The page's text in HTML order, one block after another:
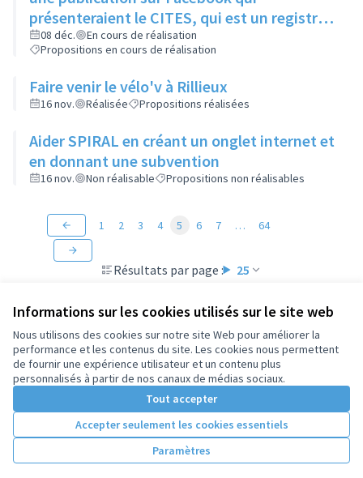
Informations sur les cookies utilisés sur le site web
Nous utilisons des cookies sur notre site Web pour améliorer la
performance et les contenus du site. Les cookies nous permettent
de fournir une expérience utilisateur et un contenu plus
personnalisés à partir de nos canaux de médias sociaux.
Tout accepter
Accepter seulement les cookies essentiels
Paramètres
présenteraient le CITES, qui est un registre
des animaux dangereux ou protégés, et
donneraient le lien pour y accéder.
08 déc.
En cours de réalisation
Propositions en cours de réalisation
Faire venir le vélo'v à Rillieux
16 nov. Réalisée Propositions réalisées
Aider SPIRAL en créant un onglet internet et
en donnant une subvention
16 nov. Non réalisable Propositions non réalisables
Résultats par page : 25
1 2 3 4 5 6 7 … 64
Conditions d'utilisation
Paramètres des cookies
(Lien externe)Open Source Politics
(Lien externe)
grâce au
Decidim
.
Licence
(Lien